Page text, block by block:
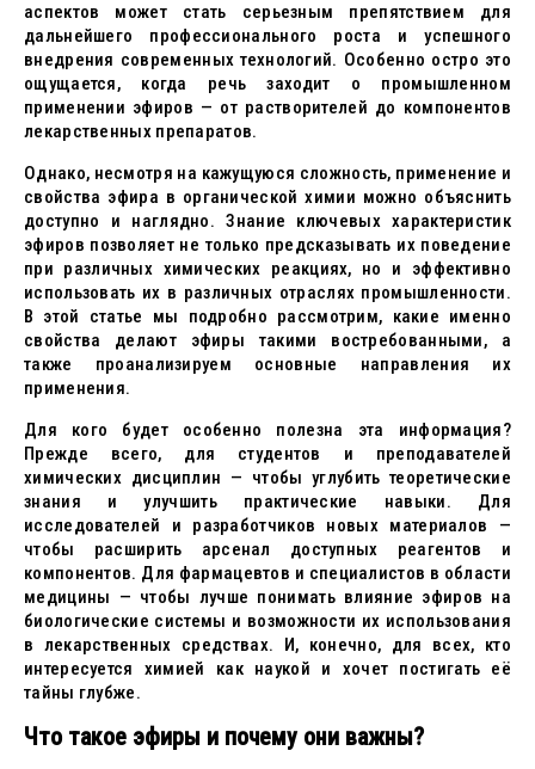
аспектов может стать серьезным препятствием для
дальнейшего профессионального роста и успешного
внедрения современных технологий. Особенно остро это
ощущается, когда речь заходит о промышленном
применении эфиров — от растворителей до компонентов
лекарственных препаратов.
Однако, несмотря на кажущуюся сложность, применение и
свойства эфира в органической химии можно объяснить
доступно и наглядно. Знание ключевых характеристик
эфиров позволяет не только предсказывать их поведение
при различных химических реакциях, но и эффективно
использовать их в различных отраслях промышленности.
В этой статье мы подробно рассмотрим, какие именно
свойства делают эфиры такими востребованными, а
также проанализируем основные направления их
применения.
Для кого будет особенно полезна эта информация?
Прежде всего, для студентов и преподавателей
химических дисциплин — чтобы углубить теоретические
знания и улучшить практические навыки. Для
исследователей и разработчиков новых материалов —
чтобы расширить арсенал доступных реагентов и
компонентов. Для фармацевтов и специалистов в области
медицины — чтобы лучше понимать влияние эфиров на
биологические системы и возможности их использования
в лекарственных средствах. И, конечно, для всех, кто
интересуется химией как наукой и хочет постигать её
тайны глубже.
Что такое эфиры и почему они важны?